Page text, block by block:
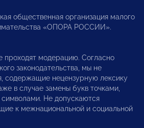
общественная организация малого
«ОПОРА РОССИИ».
проходят модерацию. Согласно
законодательства, мы не
содержащие нецензурную лексику
в случае замены букв точками,
Не допускаются
к межнациональной и социальной